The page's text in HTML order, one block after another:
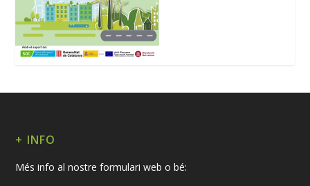
+ INFO
Més info al nostre formulari web o bé: